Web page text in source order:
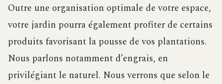
Outre une organisation optimale de votre espace,
votre jardin pourra également profiter de certains
produits favorisant la pousse de vos plantations.
Nous parlons notamment d’engrais, en
privilégiant le naturel. Nous verrons que selon le